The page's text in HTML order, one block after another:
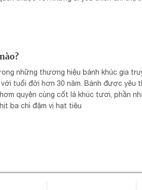
những thương hiệu bánh khúc gia
tuổi đời hơn 30 năm. Bánh được yêu
quyện cùng cốt lá khúc tươi, phần
ba chỉ đậm vị hạt tiêu